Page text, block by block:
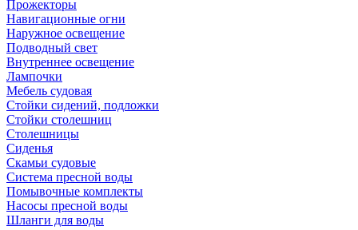
Прожекторы
Навигационные огни
Наружное освещение
Подводный свет
Внутреннее освещение
Лампочки
Мебель судовая
Стойки сидений, подложки
Стойки столешниц
Столешницы
Сиденья
Скамьи судовые
Система пресной воды
Помывочные комплекты
Насосы пресной воды
Шланги для воды